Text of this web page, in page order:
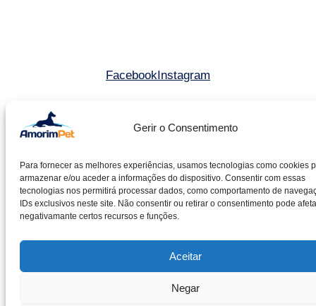
Gerir o Consentimento
Para fornecer as melhores experiências, usamos tecnologias como cookies
armazenar e/ou aceder a informações do dispositivo. Consentir com essas
tecnologias nos permitirá processar dados, como comportamento de
IDs exclusivos neste site. Não consentir ou retirar o consentimento pode
negativamante certos recursos e funções.
Aceitar
Negar
Facebook Instagram
Entidade RAL – CACRC
Política de cookies
Política de privacidade